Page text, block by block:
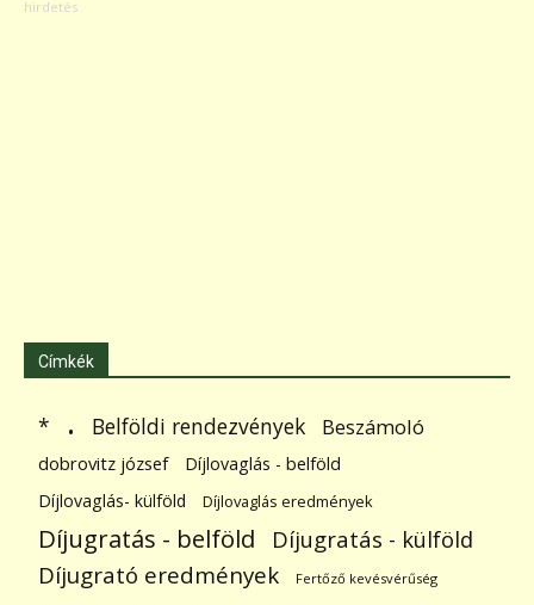
Címkék
* . Belföldi rendezvények Beszámoló
dobrovitz józsef
Díjlovaglás - belföld
Díjlovaglás- külföld
Díjlovaglás eredmények
Díjugratás - belföld Díjugratás - külföld
Díjugrató eredmények Fertőző kevésvérűség